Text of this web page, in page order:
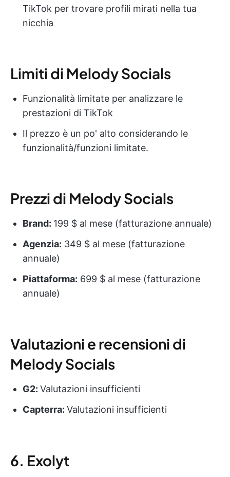
TikTok per trovare profili mirati nella tua
nicchia
Limiti di Melody Socials
Funzionalità limitate per analizzare le
prestazioni di TikTok
Il prezzo è un po' alto considerando le
funzionalità/funzioni limitate.
Prezzi di Melody Socials
Brand: 199 $ al mese (fatturazione annuale)
Agenzia: 349 $ al mese (fatturazione
annuale)
Piattaforma: 699 $ al mese (fatturazione
annuale)
Valutazioni e recensioni di
Melody Socials
G2: Valutazioni insufficienti
Capterra: Valutazioni insufficienti
6. Exolyt